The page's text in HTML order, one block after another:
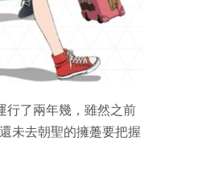
行了兩年幾，雖然之前
未去朝聖的擁躉要把握